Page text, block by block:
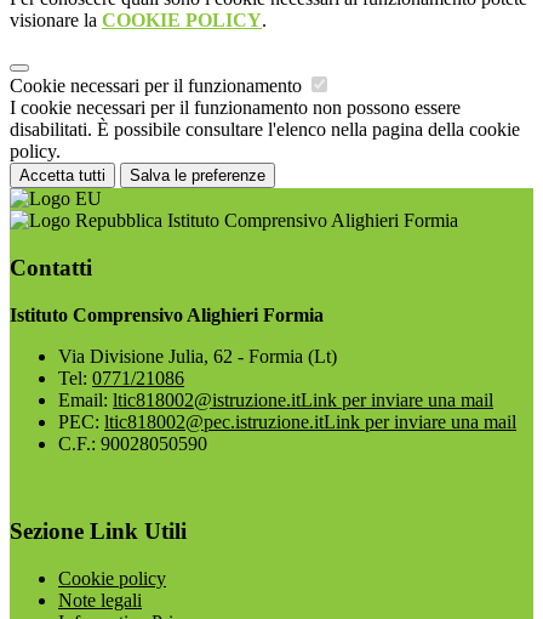
visionare la COOKIE POLICY.
Cookie necessari per il funzionamento
I cookie necessari per il funzionamento non possono essere
disabilitati. È possibile consultare l'elenco nella pagina della cookie
policy.
Accetta tutti Salva le preferenze
Istituto Comprensivo Alighieri Formia
Contatti
Istituto Comprensivo Alighieri Formia
Via Divisione Julia, 62 - Formia (Lt)
Tel: 0771/21086
Email: ltic818002@istruzione.itLink per inviare una mail
PEC: ltic818002@pec.istruzione.itLink per inviare una mail
C.F.: 90028050590
Sezione Link Utili
Cookie policy
Note legali